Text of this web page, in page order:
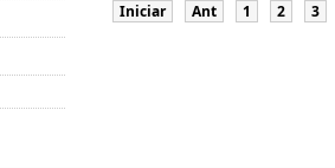
Iniciar Ant 1 2 3